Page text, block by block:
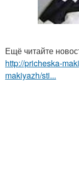
Ещё читайте
http://pricheska-
makiyazh/sti...